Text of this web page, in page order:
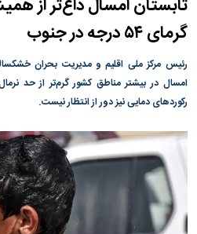
تابستان امسال داغ‌تر از
گرمای ۵۴ درجه در جنوب
رئیس مرکز ملی اقلیم و مدیریت بحران
امسال در بیشتر مناطق کشور گرم‌تر از حد
رکورد‌های دمایی نیز دور از انتظار نیست.